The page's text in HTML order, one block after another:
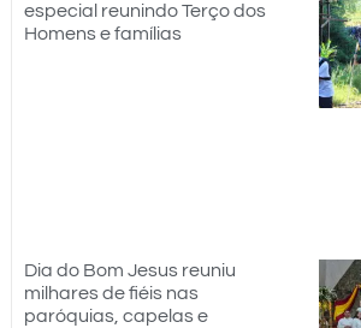
especial reunindo Terço dos
Homens e famílias
Dia do Bom Jesus reuniu
milhares de fiéis nas
paróquias, capelas e